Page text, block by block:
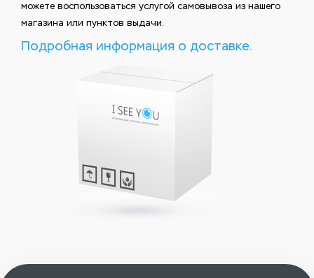
можете воспользоваться услугой самовывоза из нашего
магазина или пунктов выдачи.
Подробная информация о доставке.